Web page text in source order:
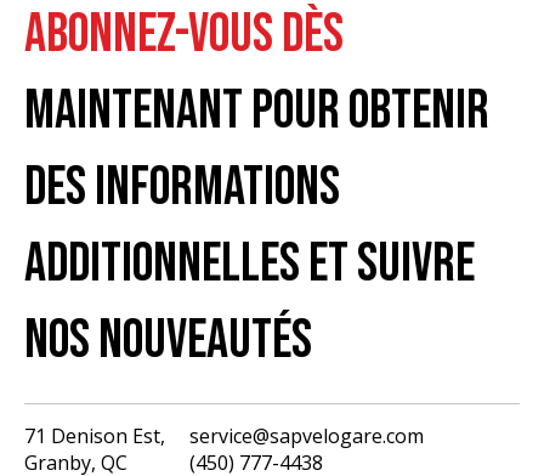
ABONNEZ-VOUS DÈS
MAINTENANT POUR OBTENIR
DES INFORMATIONS
ADDITIONNELLES ET SUIVRE
NOS NOUVEAUTÉS
71 Denison Est,
Granby, QC
service@sapvelogare.com
(450) 777-4438